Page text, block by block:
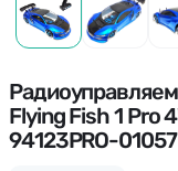
Flying Fish 1 Pro
94123PRO-01057
Каталог
Квадрокоптеры
Машинки
Танки
Оптовые продажи